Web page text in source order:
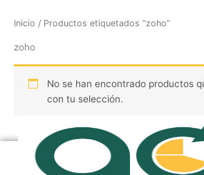
Inicio / Productos etiquetados “zoho”
zoho
No se han encontrado productos
con tu selección.